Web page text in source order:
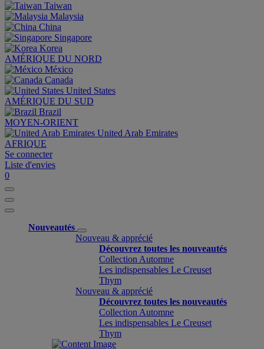
Taiwan
Malaysia
China
Singapore
Korea
AMÉRIQUE DU NORD
México
Canada
United States
AMÉRIQUE DU SUD
Brazil
MOYEN-ORIENT
United Arab Emirates
AFRIQUE
Se connecter
Liste d'envies
0
Nouveautés
Nouveau & apprécié
Découvrez toutes les nouveautés
Collection Automne
Les indispensables Le Creuset
Thym
Nouveau & apprécié
Découvrez toutes les nouveautés
Collection Automne
Les indispensables Le Creuset
Thym